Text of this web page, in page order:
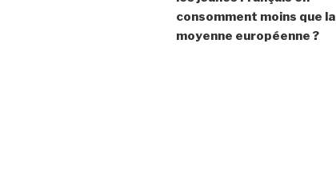
l’article
consomment moins que la
moyenne européenne ?